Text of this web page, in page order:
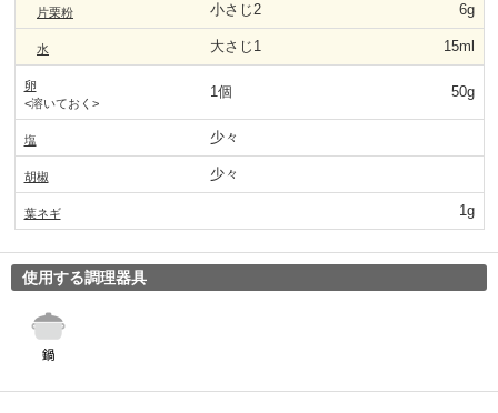
片栗粉 小さじ2 6g
水 大さじ1 15ml
卵
<溶いておく>
1個 50g
塩 少々
胡椒 少々
葉ネギ 1g
使用する調理器具